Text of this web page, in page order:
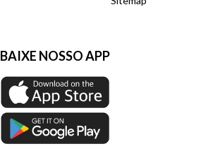
BAIXE NOSSO APP